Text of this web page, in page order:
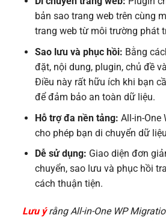
bản sao trang web trên cùng
trang web từ môi trường phát
Sao lưu và phục hồi: Bằng
đặt, nội dung, plugin, chủ đề
Điều này rất hữu ích khi bạn
để đảm bảo an toàn dữ liệu.
Hỗ trợ đa nền tảng: All-in-One
cho phép bạn di chuyển dữ
Dễ sử dụng: Giao diện đơn
chuyển, sao lưu và phục hồi
cách thuận tiện.
Lưu ýrằng All-in-One WP